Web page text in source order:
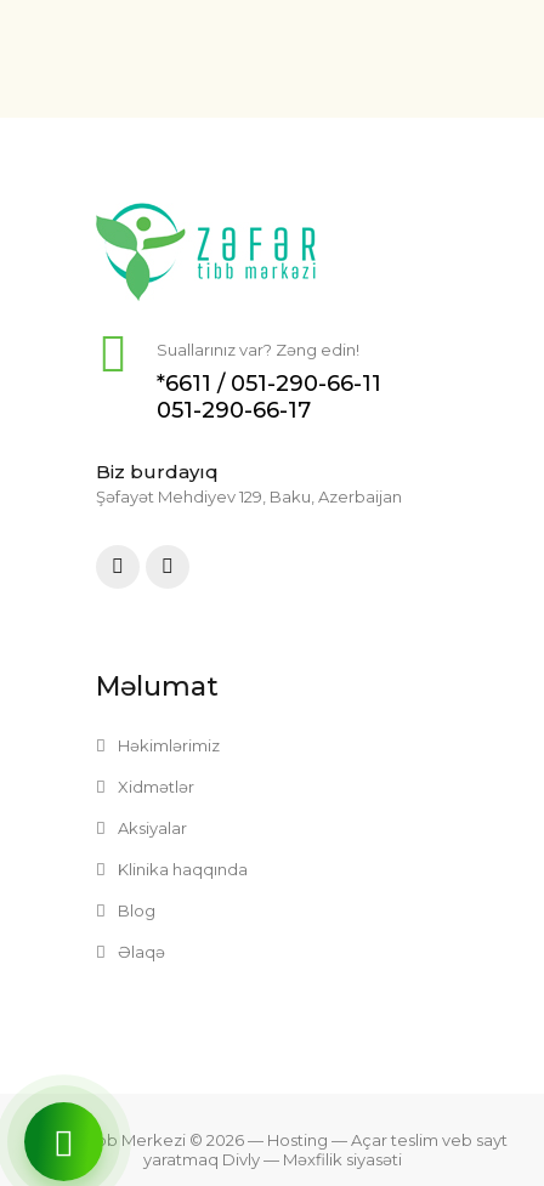
Suallarınız var? Zəng edin!
*6611 / 051-290-66-11
051-290-66-17
Biz burdayıq
Şəfayət Mehdiyev 129, Baku, Azerbaijan
Məlumat
Həkimlərimiz
Xidmətlər
Aksiyalar
Klinika haqqında
Blog
Əlaqə
Zefer Tibb Merkezi © 2026— Hosting —Açar teslim veb sayt
yaratmaq Divly— Məxfilik siyasəti